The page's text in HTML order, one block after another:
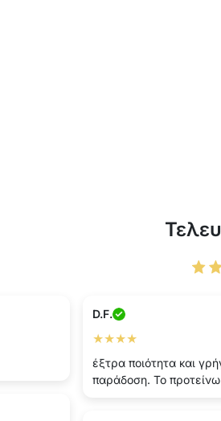
D.F.
★★★★
έξτρα ποιότητα και
παράδοση. Το